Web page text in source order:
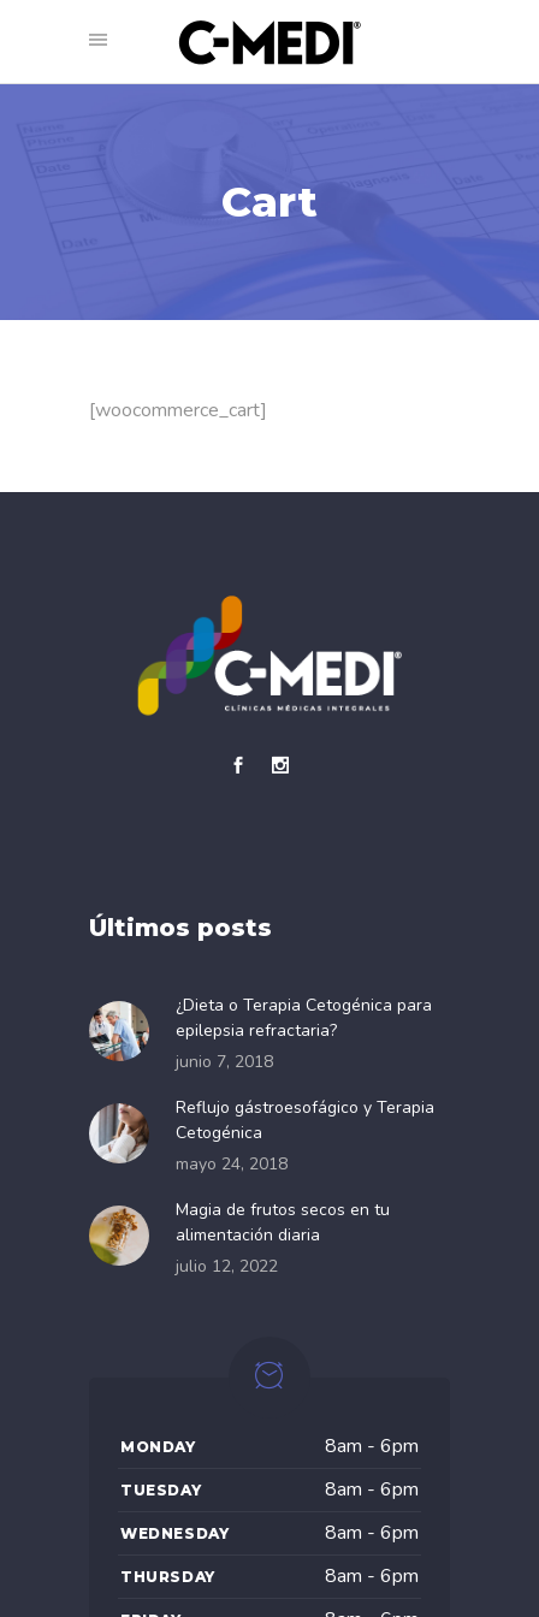
Cart
[woocommerce_cart]
Últimos posts
¿Dieta o Terapia Cetogénica para
epilepsia refractaria?
junio 7, 2018
Reflujo gástroesofágico y Terapia
Cetogénica
mayo 24, 2018
Magia de frutos secos en tu
alimentación diaria
julio 12, 2022
MONDAY 8am - 6pm
TUESDAY 8am - 6pm
WEDNESDAY 8am - 6pm
THURSDAY 8am - 6pm